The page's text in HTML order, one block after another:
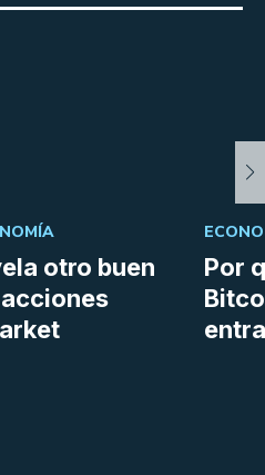
otro buen
Por